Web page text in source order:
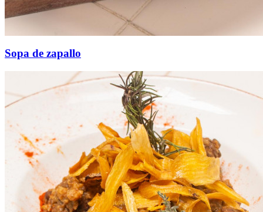
Sopa de zapallo